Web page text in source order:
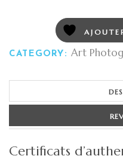
CATEGORY: Art
Certificats